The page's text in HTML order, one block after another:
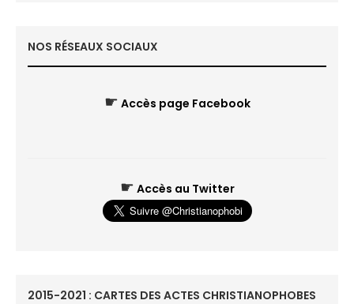
NOS RÉSEAUX SOCIAUX
☛ Accès page Facebook
☛ Accès au Twitter
2015-2021 : CARTES DES ACTES CHRISTIANOPHOBES